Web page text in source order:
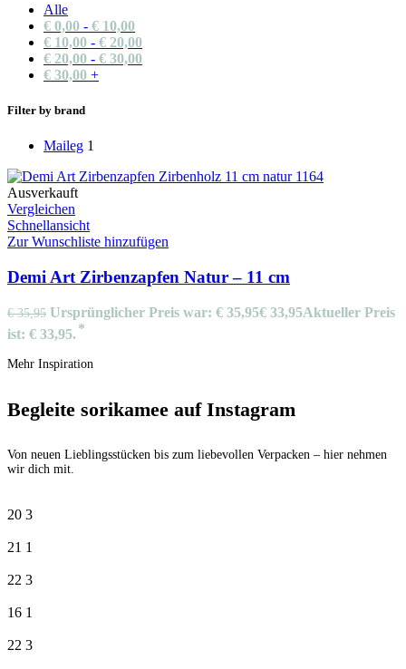
Alle
€ 0,00 - € 10,00
€ 10,00 - € 20,00
€ 20,00 - € 30,00
€ 30,00 +
Filter by brand
Maileg 1
Ausverkauft
Vergleichen
Schnellansicht
Zur Wunschliste hinzufügen
Demi Art Zirbenzapfen Natur – 11 cm
€35,95 Ursprünglicher Preis war: € 35,95€ 33,95Aktueller Preis
ist: € 33,95.
Mehr Inspiration
Begleite sorikamee auf Instagram
Von neuen Lieblingsstücken bis zum liebevollen Verpacken – hier nehmen
wir dich mit.
20 3
21 1
22 3
16 1
22 3